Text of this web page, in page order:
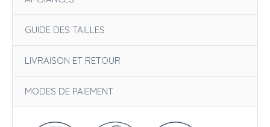
GUIDE DES TAILLES
LIVRAISON ET RETOUR
MODES DE PAIEMENT